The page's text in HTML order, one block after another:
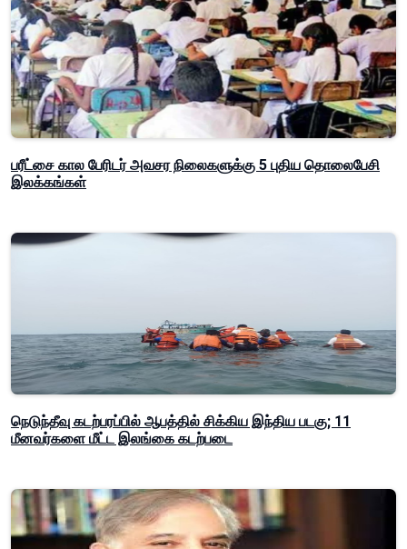
பரீட்சை கால பேரிடர் அவசர நிலைகளுக்கு 5 புதிய தொலைபேசி
இலக்கங்கள்
நெடுந்தீவு கடற்பரப்பில் ஆபத்தில் சிக்கிய இந்திய படகு; 11
மீனவர்களை மீட்ட இலங்கை கடற்படை